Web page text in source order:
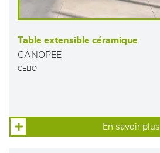
Table extensible céramique
CANOPEE
CELIO
En savoir plus